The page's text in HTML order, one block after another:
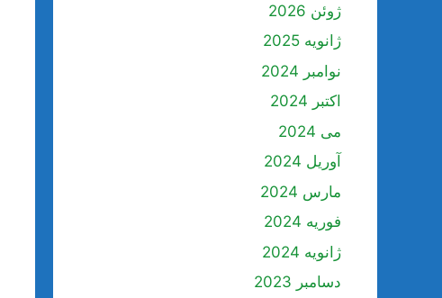
ژوئن 2026
ژانویه 2025
نوامبر 2024
اکتبر 2024
می 2024
آوریل 2024
مارس 2024
فوریه 2024
ژانویه 2024
دسامبر 2023